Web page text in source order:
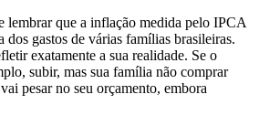
lembrar que a inflação medida pelo IPCA
dos gastos de várias famílias brasileiras.
exatamente a sua realidade. Se o
subir, mas sua família não comprar
pesar no seu orçamento, embora